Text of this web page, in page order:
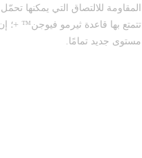
المقاومة للالتصاق التي يمكنها
تتمتع بها قاعدة ثيرمو فيوجن™ +؛
مستوى جديد تمامًا.